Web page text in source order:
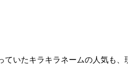
ていたキラキラネームの人気も、